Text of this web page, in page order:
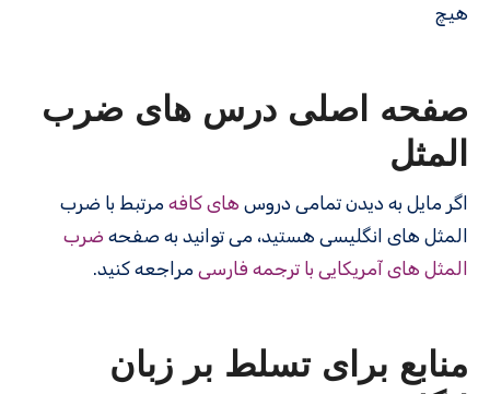
هیچ
صفحه اصلی درس های ضرب
المثل
اگر مایل به دیدن تمامی دروس های کافه مرتبط با ضرب
المثل های انگلیسی هستید، می توانید به صفحه ضرب
المثل های آمریکایی با ترجمه فارسی مراجعه کنید.
منابع برای تسلط بر زبان